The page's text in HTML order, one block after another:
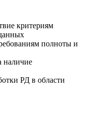
критериям
полноты и
наличие
РД в области